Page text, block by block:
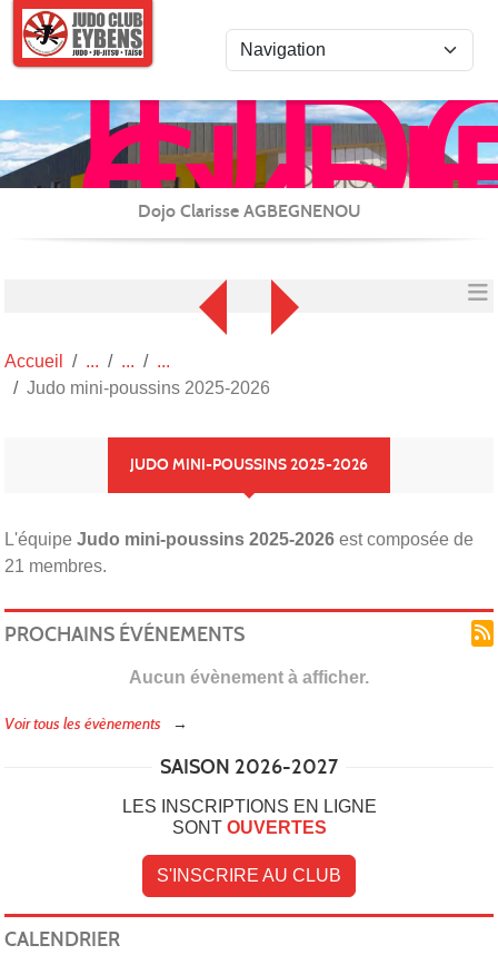
JU-
/
et
Dojo Clarisse AGBEGNENOU
Accueil
Judo mini-poussins 2025-2026
JUDO MINI-POUSSINS 2025-2026
L'équipe Judo mini-poussins 2025-2026 est composée de
21 membres.
PROCHAINS ÉVÉNEMENTS
Aucun évènement à afficher.
Voir tous les évènements
SAISON 2026-2027
LES INSCRIPTIONS EN LIGNE
SONT OUVERTES
S'INSCRIRE AU CLUB
CALENDRIER
Panneau de gestion des cookies